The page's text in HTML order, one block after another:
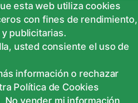
callado-da
esta web utiliza cookies
con fines de rendimiento,
publicitarias.
usted consiente el uso de
información o rechazar
Política de Cookies
No vender mi información